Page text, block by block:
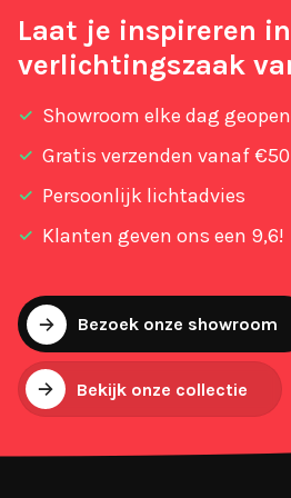
Laat je inspireren
verlichtingszaak
Showroom elke dag
Gratis verzenden vanaf €50
Persoonlijk lichtadvies
Klanten geven ons een 9,6!
Bezoek onze showroom
Bekijk onze collectie